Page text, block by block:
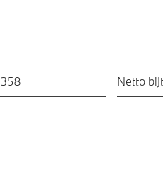
Netto